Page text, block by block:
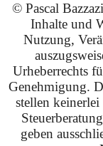
© Pascal
Inhalte und
Nutzung,
Urheberrechts
Genehmigung.
stellen
geben